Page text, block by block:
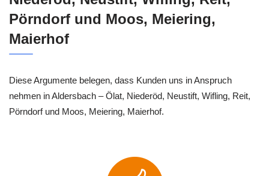
Pörndorf und Moos, Meiering,
Maierhof
Diese Argumente belegen, dass Kunden uns in Anspruch
nehmen in Aldersbach – Ölat, Niederöd, Neustift, Wifling, Reit,
Pörndorf und Moos, Meiering, Maierhof.